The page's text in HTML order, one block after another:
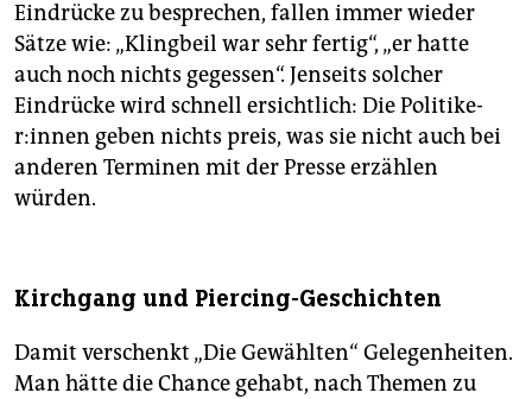
Eindrücke zu besprechen, fallen immer wieder
Sätze wie: „Klingbeil war sehr fertig“, „er hatte
auch noch nichts gegessen“. Jenseits solcher
Eindrücke wird schnell ersichtlich: Die Po­li­ti­ke­
r:in­nen geben nichts preis, was sie nicht auch bei
anderen Terminen mit der Presse erzählen
würden.
Kirchgang und Piercing-Geschichten
Damit verschenkt „Die Gewählten“ Gelegenheiten.
Man hätte die Chance gehabt, nach Themen zu